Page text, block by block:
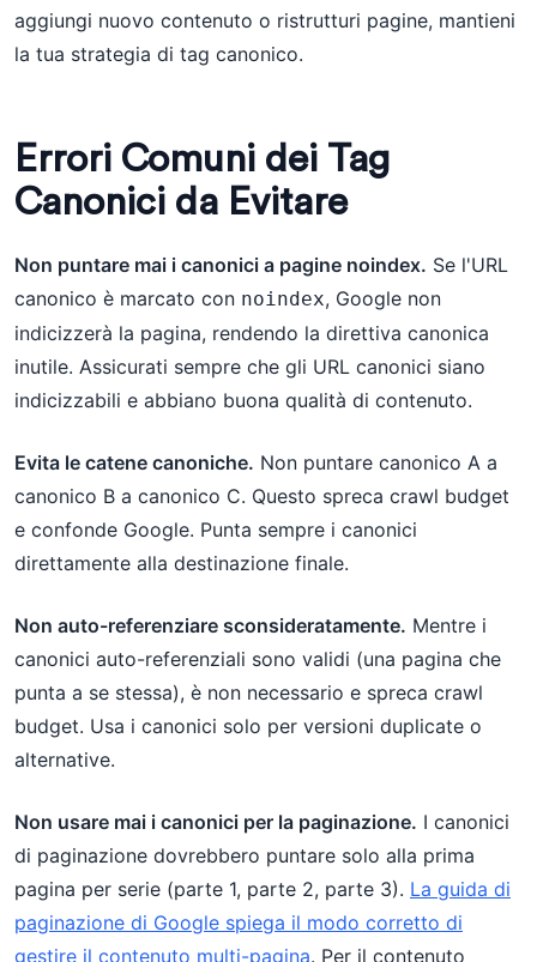
aggiungi nuovo contenuto o ristrutturi pagine, mantieni
la tua strategia di tag canonico.
Errori Comuni dei Tag
Canonici da Evitare
Non puntare mai i canonici a pagine noindex. Se l'URL
canonico è marcato con noindex, Google non
indicizzerà la pagina, rendendo la direttiva canonica
inutile. Assicurati sempre che gli URL canonici siano
indicizzabili e abbiano buona qualità di contenuto.
Evita le catene canoniche. Non puntare canonico A a
canonico B a canonico C. Questo spreca crawl budget
e confonde Google. Punta sempre i canonici
direttamente alla destinazione finale.
Non auto-referenziare sconsideratamente. Mentre i
canonici auto-referenziali sono validi (una pagina che
punta a se stessa), è non necessario e spreca crawl
budget. Usa i canonici solo per versioni duplicate o
alternative.
Non usare mai i canonici per la paginazione. I canonici
di paginazione dovrebbero puntare solo alla prima
pagina per serie (parte 1, parte 2, parte 3). La guida di
paginazione di Google spiega il modo corretto di
gestire il contenuto multi-pagina. Per il contenuto